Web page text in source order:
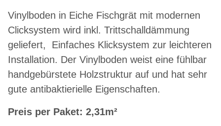
Vinylboden in Eiche Fischgrät mit modernen
Clicksystem wird inkl. Trittschalldämmung
geliefert, Einfaches Klicksystem zur leichteren
Installation. Der Vinylboden weist eine fühlbar
handgebürstete Holzstruktur auf und hat sehr
gute antibaktierielle Eigenschaften.
Preis per Paket: 2,31m²